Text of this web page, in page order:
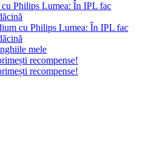
Philips Lumea: În IPL fac
cu Philips Lumea: În IPL fac
mele
recompense!
recompense!